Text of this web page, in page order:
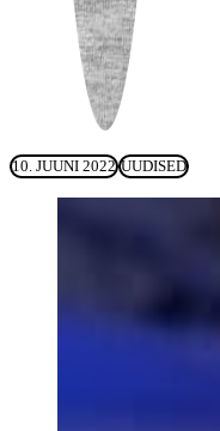
10. JUUNI 2022 UUDISED